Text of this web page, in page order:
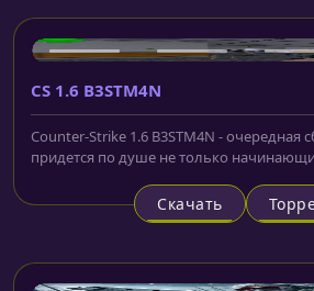
CS 1.6 B3STM4N
Counter-Strike 1.6 B3STM4N - очередная
придется по душе не только
Скачать